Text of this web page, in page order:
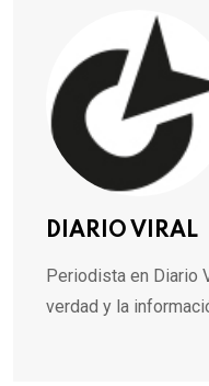
DIARIO VIRAL
Periodista en Diario
verdad y la